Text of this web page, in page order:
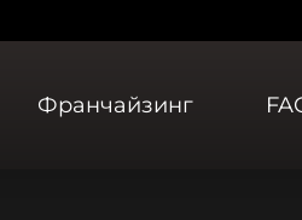
Франчайзинг